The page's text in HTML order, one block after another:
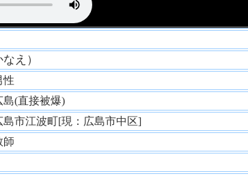
なえ）
性
島(直接被爆)
島市江波町[現：広島市中区]
師